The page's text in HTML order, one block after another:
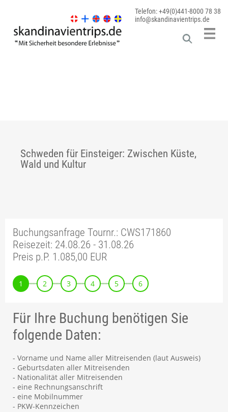
Telefon: +49(0)441-8000 78 38
info@skandinavientrips.de
Schweden für Einsteiger: Zwischen Küste,
Wald und Kultur
Buchungsanfrage Tournr.: CWS171860
Reisezeit: 24.08.26 - 31.08.26
Preis p.P. 1.085,00 EUR
1 2 3 4 5 6
Für Ihre Buchung benötigen Sie
folgende Daten:
- Vorname und Name aller Mitreisenden (laut Ausweis)
- Geburtsdaten aller Mitreisenden
- Nationalität aller Mitreisenden
- eine Rechnungsanschrift
- eine Mobilnummer
- PKW-Kennzeichen